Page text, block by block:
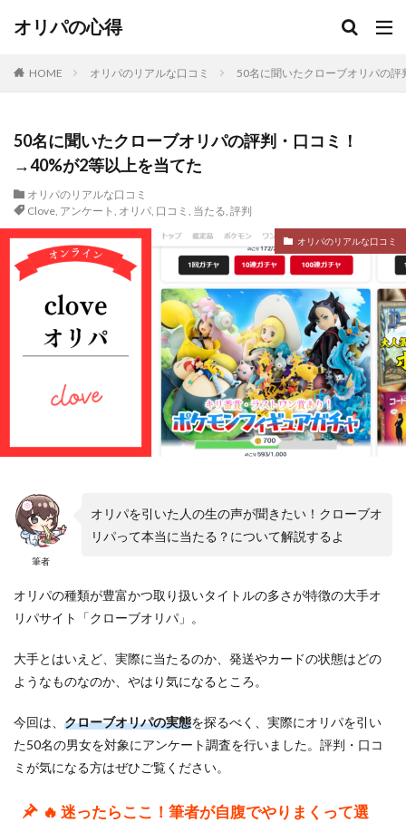
オリパの心得
HOME オリパのリアルな口コミ 50名に聞いたクローブオリパの
50名に聞いたクローブオリパの評判・口コミ！
→40%が2等以上を当てた
オリパのリアルな口コミ
Clove, アンケート , オリパ, 口コミ , 当たる, 評判
オリパのリアルな口コミ
筆者
オリパを引いた人の生の声が聞きたい！クローブオ
リパって本当に当たる？について解説するよ
オリパの種類が豊富かつ取り扱いタイトルの多さが特徴の大手オ
リパサイト「クローブオリパ」。
大手とはいえど、実際に当たるのか、発送やカードの状態はどの
ようなものなのか、やはり気になるところ。
今回は、 クローブオリパの実態を探るべく、実際にオリパを引い
た50名の男女を対象にアンケート調査を行いました。評判・口コ
ミが気になる方はぜひご覧ください。
🔥 迷ったらここ！筆者が自腹でやりまくって選